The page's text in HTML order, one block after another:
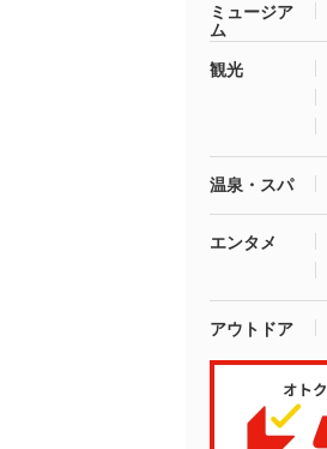
ミュージア
ム
観光
温泉・スパ
エンタメ
アウトドア